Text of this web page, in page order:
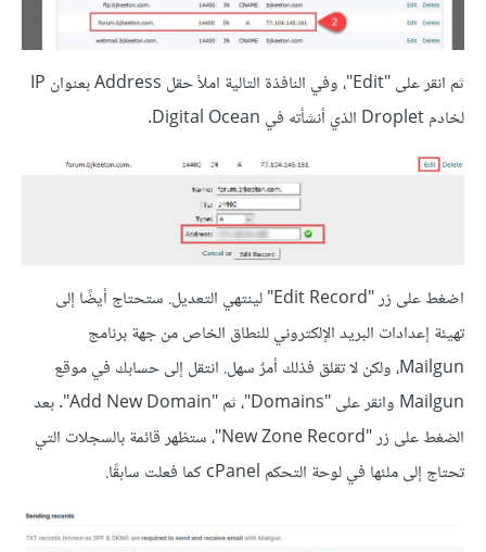
ثم انقر على "Edit"، وفي النافذة التالية املأ حقل Address بعنوان IP
لخادم Droplet الذي أنشأته في Digital Ocean.
اضغط على زر "Edit Record" لينتهي التعديل. ستحتاج أيضًا إلى
تهيئة إعدادات البريد الإلكتروني للنطاق الخاص من جهة برنامج
Mailgun، ولكن لا تقلق فذلك أمرٌ سهل. انتقل إلى حسابك في موقع
Mailgun وانقر على "Domains"، ثم "Add New Domain". بعد
الضغط على زر "New Zone Record"، ستظهر قائمة بالسجلات التي
تحتاج إلى ملئها في لوحة التحكم cPanel كما فعلت سابقًا.